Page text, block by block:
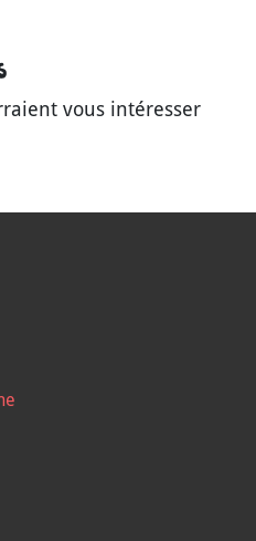
vous intéresser